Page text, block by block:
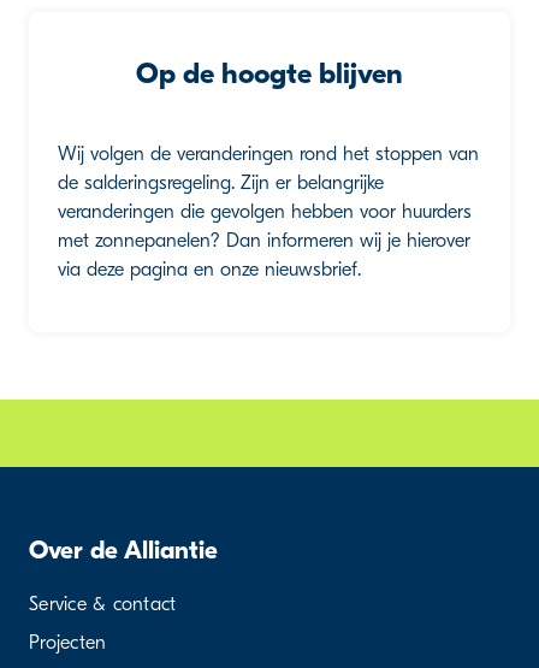
Op de hoogte blijven
Wij volgen de veranderingen rond het stoppen van
de salderingsregeling. Zijn er belangrijke
veranderingen die gevolgen hebben voor huurders
met zonnepanelen? Dan informeren wij je hierover
via deze pagina en onze nieuwsbrief.
Over de Alliantie
Service & contact
Projecten